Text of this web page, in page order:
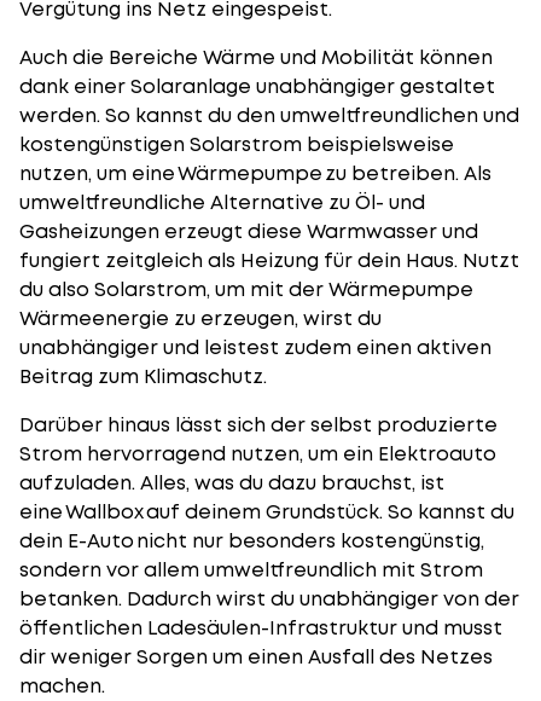
Vergütung ins Netz eingespeist.
Auch die Bereiche Wärme und Mobilität können
dank einer Solaranlage unabhängiger gestaltet
werden. So kannst du den umweltfreundlichen und
kostengünstigen Solarstrom beispielsweise
nutzen, um eineWärmepumpezu betreiben. Als
umweltfreundliche Alternative zu Öl- und
Gasheizungen erzeugt diese Warmwasser und
fungiert zeitgleich als Heizung für dein Haus. Nutzt
du also Solarstrom, um mit der Wärmepumpe
Wärmeenergie zu erzeugen, wirst du
unabhängiger und leistest zudem einen aktiven
Beitrag zum Klimaschutz.
Darüber hinaus lässt sich der selbst produzierte
Strom hervorragend nutzen, um ein Elektroauto
aufzuladen. Alles, was du dazu brauchst, ist
eine Wallbox auf deinem Grundstück. So kannst du
dein E-Autonicht nur besonders kostengünstig,
sondern vor allem umweltfreundlich mit Strom
betanken. Dadurch wirst du unabhängiger von der
öffentlichen Ladesäulen-Infrastruktur und musst
dir weniger Sorgen um einen Ausfall des Netzes
machen.